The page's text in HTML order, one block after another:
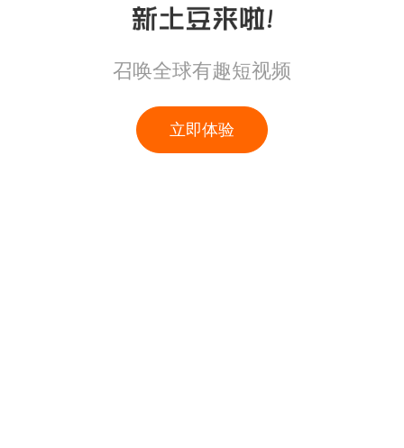
召唤全球有趣短视频
立即体验